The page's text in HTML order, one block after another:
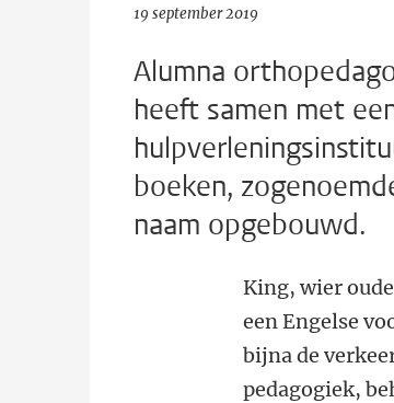
19 september 2019
Alumna
heeft samen met
boeken,
naam opgebouwd.
King, wier
een Engelse
bijna de
pedagogiek,